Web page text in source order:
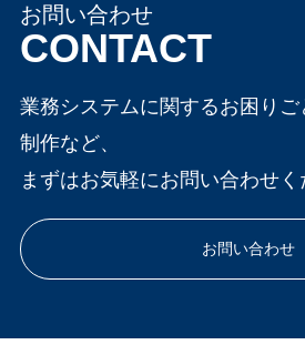
お問い合わせ
CONTACT
業務システムに関するお困り
制作など、
まずはお気軽にお問い合わせく
お問い合わせ